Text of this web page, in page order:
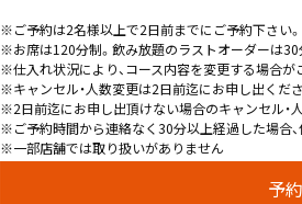
※ご予約は2名様以上で2日前までにご予約下さい。
※お席は120分制。飲み放題のラストオーダーは30
※仕入れ状況により、コース内容を変更する場合が
※キャンセル・人数変更は2日前迄にお申し出くださ
※2日前迄にお申し出頂けない場合のキャンセル・
※ご予約時間から連絡なく30分以上経過した場合
※一部店舗では取り扱いがありません
予